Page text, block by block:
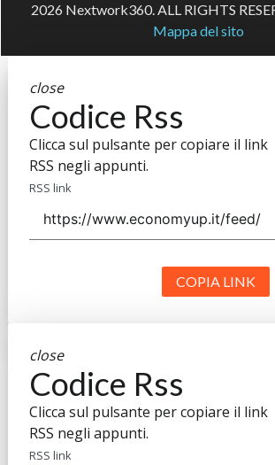
2026 Nextwork360. ALL RIGHTS
Mappa del sito
close
Codice Rss
Clicca sul pulsante per copiare il link
RSS negli appunti.
RSS link
COPIA LINK
close
Codice Rss
Clicca sul pulsante per copiare il link
RSS negli appunti.
RSS link